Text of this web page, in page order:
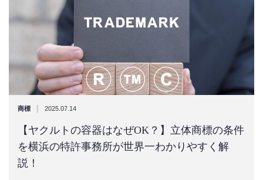
商標 | 2025.07.14
【ヤクルトの容器はなぜOK？】立体商標の条件
を横浜の特許事務所が世界一わかりやすく解
説！